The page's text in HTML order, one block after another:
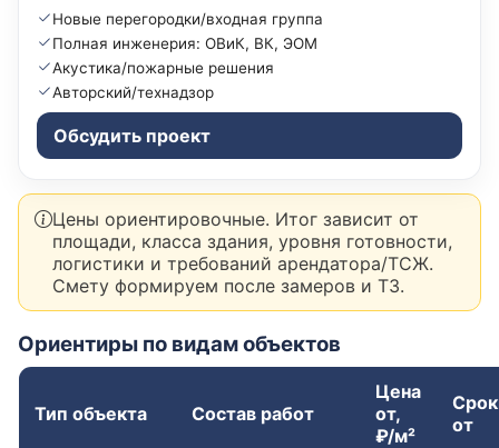
Новые перегородки/входная группа
Полная инженерия: ОВиК, ВК, ЭОМ
Акустика/пожарные решения
Авторский/технадзор
Обсудить проект
Цены ориентировочные. Итог зависит от
площади, класса здания, уровня готовности,
логистики и требований арендатора/ТСЖ.
Смету формируем после замеров и ТЗ.
Ориентиры по видам объектов
Тип объекта Состав работ
Цена
от,
₽/м²
от